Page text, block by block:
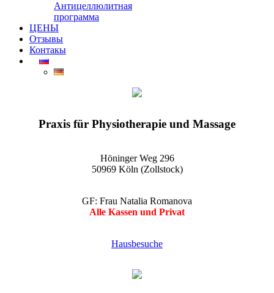
Антицеллюлитная
программа
ЦЕНЫ
Отзывы
Контакы
Praxis für Physiotherapie und Massage
Höninger Weg 296
50969 Köln (Zollstock)
GF: Frau Natalia Romanova
Alle Kassen und Privat
Hausbesuche